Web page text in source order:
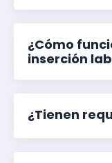
¿Cómo
inserción
¿Tienen